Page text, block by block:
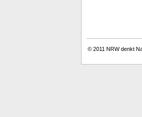
© 2011 NRW denkt